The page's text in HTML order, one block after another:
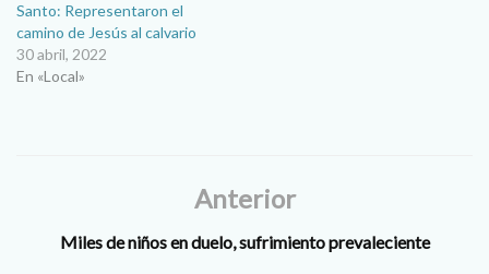
Santo: Representaron el
camino de Jesús al calvario
30 abril, 2022
En «Local»
Anterior
Miles de niños en duelo, sufrimiento prevaleciente